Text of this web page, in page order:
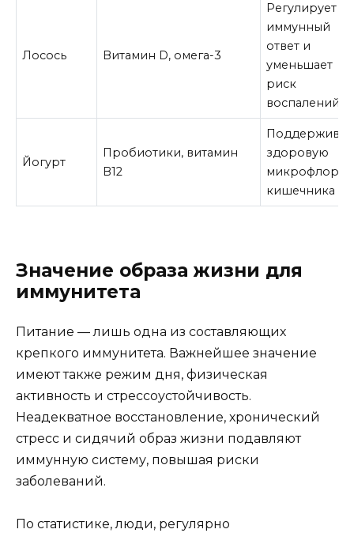
Лосось Витамин D, омега-3
Регулирует
иммунный
ответ и
уменьшает
риск
воспалений
Йогурт
Пробиотики, витамин
B12
здоровую
микрофлору
кишечника
Значение образа жизни для
иммунитета
Питание — лишь одна из составляющих
крепкого иммунитета. Важнейшее значение
имеют также режим дня, физическая
активность и стрессоустойчивость.
Неадекватное восстановление, хронический
стресс и сидячий образ жизни подавляют
иммунную систему, повышая риски
заболеваний.
По статистике, люди, регулярно